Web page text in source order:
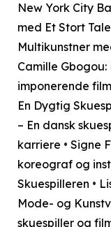
New York City
med Et Stort
Multikunstner
Camille
imponerende
En Dygtig
– En dansk
karriere • Signe
koreograf og
Skuespilleren •
Mode- og
skuespiller og